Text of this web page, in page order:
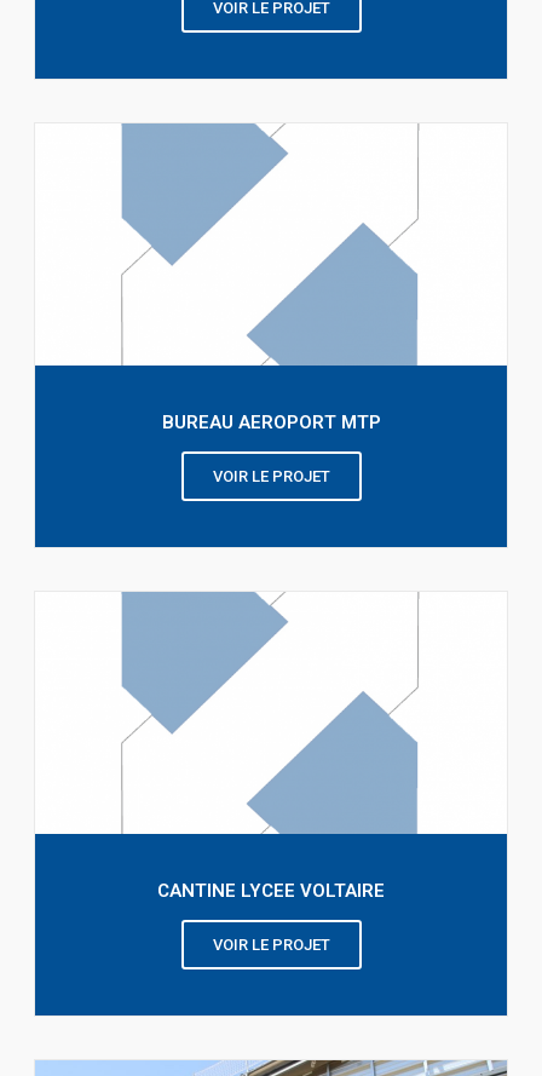
VOIR LE PROJET
BUREAU AEROPORT MTP
VOIR LE PROJET
CANTINE LYCEE VOLTAIRE
VOIR LE PROJET